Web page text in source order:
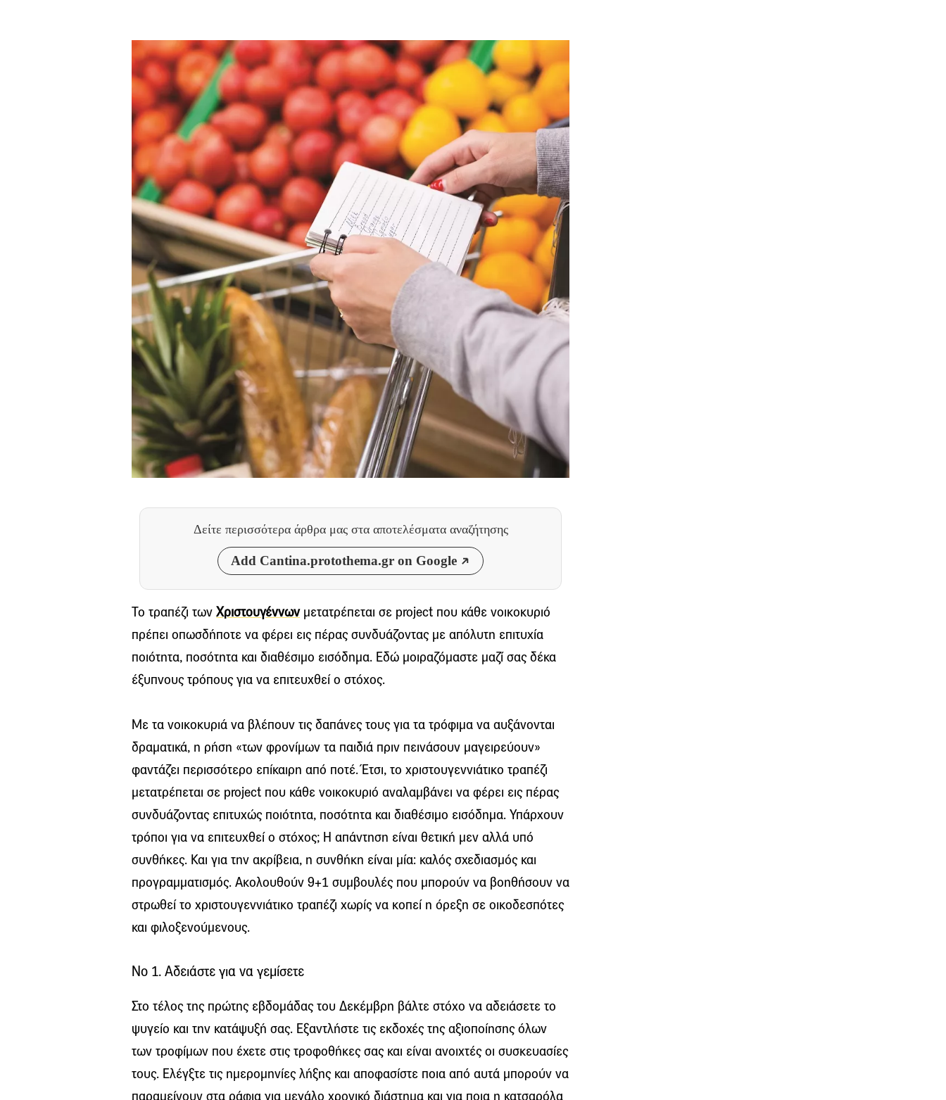
Δείτε περισσότερα άρθρα μας στα αποτελέσματα αναζήτησης
Add Cantina.protothema.gr on Google
Το τραπέζι των Χριστουγέννωνμετατρέπεται σε project που κάθε νοικοκυριό
πρέπει οπωσδήποτε να φέρει εις πέρας συνδυάζοντας με απόλυτη επιτυχία
ποιότητα, ποσότητα και διαθέσιμο εισόδημα. Εδώ μοιραζόμαστε μαζί σας δέκα
έξυπνους τρόπους για να επιτευχθεί ο στόχος.
Με τα νοικοκυριά να βλέπουν τις δαπάνες τους για τα τρόφιμα να αυξάνονται
δραματικά, η ρήση «των φρονίμων τα παιδιά πριν πεινάσουν μαγειρεύουν»
φαντάζει περισσότερο επίκαιρη από ποτέ. Έτσι, το χριστουγεννιάτικο τραπέζι
μετατρέπεται σε project που κάθε νοικοκυριό αναλαμβάνει να φέρει εις πέρας
συνδυάζοντας επιτυχώς ποιότητα, ποσότητα και διαθέσιμο εισόδημα. Υπάρχουν
τρόποι για να επιτευχθεί ο στόχος; Η απάντηση είναι θετική μεν αλλά υπό
συνθήκες. Και για την ακρίβεια, η συνθήκη είναι μία: καλός σχεδιασμός και
προγραμματισμός. Ακολουθούν 9+1 συμβουλές που μπορούν να βοηθήσουν να
στρωθεί το χριστουγεννιάτικο τραπέζι χωρίς να κοπεί η όρεξη σε οικοδεσπότες
και φιλοξενούμενους.
Νο 1. Αδειάστε για να γεμίσετε
Στο τέλος της πρώτης εβδομάδας του Δεκέμβρη βάλτε στόχο να αδειάσετε το
ψυγείο και την κατάψυξή σας. Εξαντλήστε τις εκδοχές της αξιοποίησης όλων
των τροφίμων που έχετε στις τροφοθήκες σας και είναι ανοιχτές οι συσκευασίες
τους. Ελέγξτε τις ημερομηνίες λήξης και αποφασίστε ποια από αυτά μπορούν να
παραμείνουν στα ράφια για μεγάλο χρονικό διάστημα και για ποια η κατσαρόλα